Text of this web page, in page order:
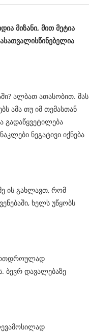
მიზანი, მით მეტია
ალბათ ათასობით. მას
ამა თუ იმ თემასთან
გადაწყვეტილება
ნეგატივი იქნება
ის გახლავთ, რომ
ხელს უწყობს
ბევრ დავალებაზე